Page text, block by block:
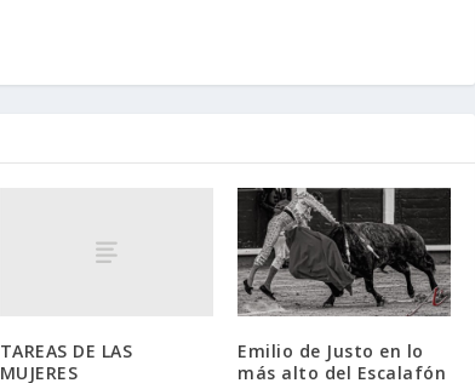
TAREAS DE LAS
MUJERES
Emilio de Justo en lo
más alto del Escalafón